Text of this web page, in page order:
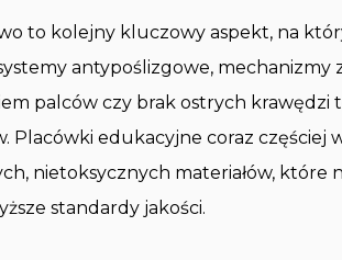
to kolejny kluczowy aspekt, na
antypoślizgowe, mechanizmy
palców czy brak ostrych krawędzi
Placówki edukacyjne coraz częściej
nietoksycznych materiałów, które
standardy jakości.